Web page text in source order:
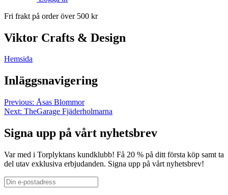
Fri frakt på order över 500 kr
Viktor Crafts & Design
Hemsida
Inläggsnavigering
Previous: Åsas Blommor
Next: TheGarage Fjäderholmarna
Signa upp på vårt nyhetsbrev
Var med i Torplyktans kundklubb! Få 20 % på ditt första köp samt ta
del utav exklusiva erbjudanden. Signa upp på vårt nyhetsbrev!